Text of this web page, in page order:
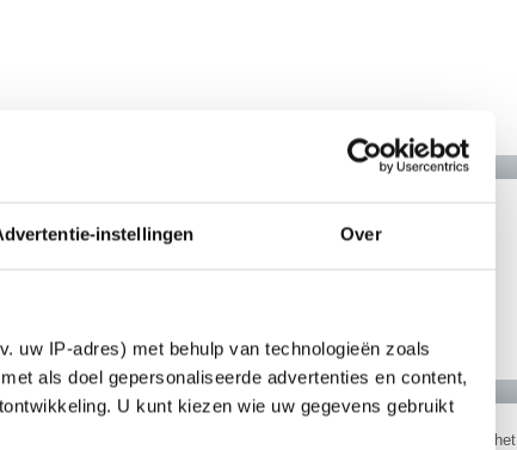
instellingen Over
uw IP-adres) met behulp van technologieën zoals
als doel gepersonaliseerde advertenties en content,
U kunt kiezen wie uw gegevens gebruikt
op bezoek
Ik denk dat ze ook wel snel ontslagen zal worden uit het